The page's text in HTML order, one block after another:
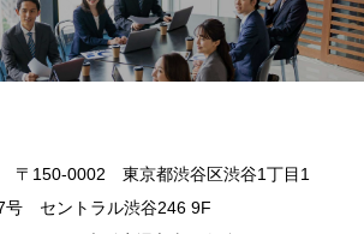
〒150-0002 東京都渋谷区渋谷1丁目1
号 セントラル渋谷246 9F